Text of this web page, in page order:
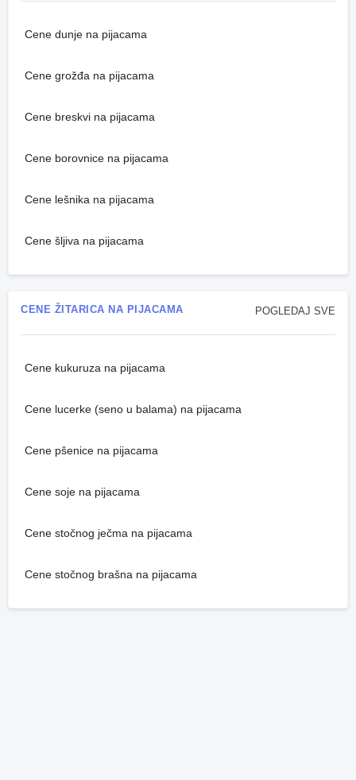
Cene dunje na pijacama
Cene grožđa na pijacama
Cene breskvi na pijacama
Cene borovnice na pijacama
Cene lešnika na pijacama
Cene šljiva na pijacama
POGLEDAJ SVE
CENE ŽITARICA NA PIJACAMA
Cene kukuruza na pijacama
Cene lucerke (seno u balama) na pijacama
Cene pšenice na pijacama
Cene soje na pijacama
Cene stočnog ječma na pijacama
Cene stočnog brašna na pijacama